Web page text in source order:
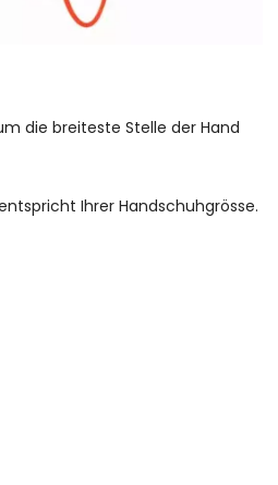
die breiteste Stelle der Hand
Ihrer Handschuhgrösse.